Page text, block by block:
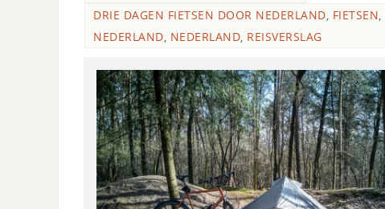
DRIE DAGEN FIETSEN DOOR NEDERLAND, FIETSEN,
NEDERLAND, NEDERLAND, REISVERSLAG